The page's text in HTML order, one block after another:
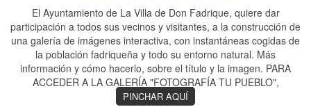
El Ayuntamiento de La Villa de Don Fadrique, quiere dar
participación a todos sus vecinos y visitantes, a la construcción de
una galería de imágenes interactiva, con instantáneas cogidas de
la población fadriqueña y todo su entorno natural. Más
información y cómo hacerlo, sobre el título y la imagen. PARA
ACCEDER A LA GALERÍA "FOTOGRAFÍA TU PUEBLO",
PINCHAR AQUÍ